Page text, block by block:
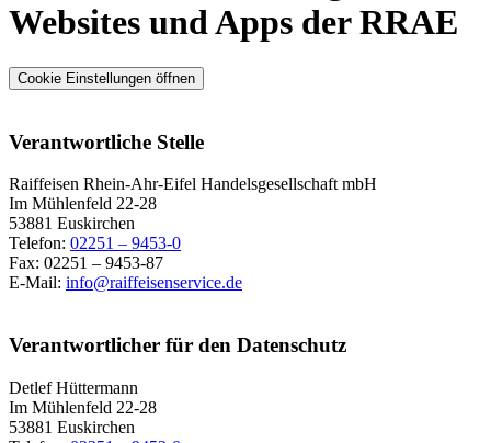
Websites und Apps der RRAE
Cookie Einstellungen öffnen
Verantwortliche Stelle
Raiffeisen Rhein-Ahr-Eifel Handelsgesellschaft mbH
Im Mühlenfeld 22-28
53881 Euskirchen
Telefon: 02251 – 9453-0
Fax: 02251 – 9453-87
E-Mail: info@raiffeisenservice.de
Verantwortlicher für den Datenschutz
Detlef Hüttermann
Im Mühlenfeld 22-28
53881 Euskirchen